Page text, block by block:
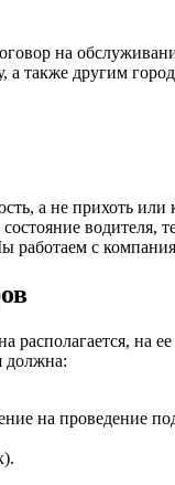
на
а также другим
а не прихоть
водителя,
с
на
должна:
на проведение